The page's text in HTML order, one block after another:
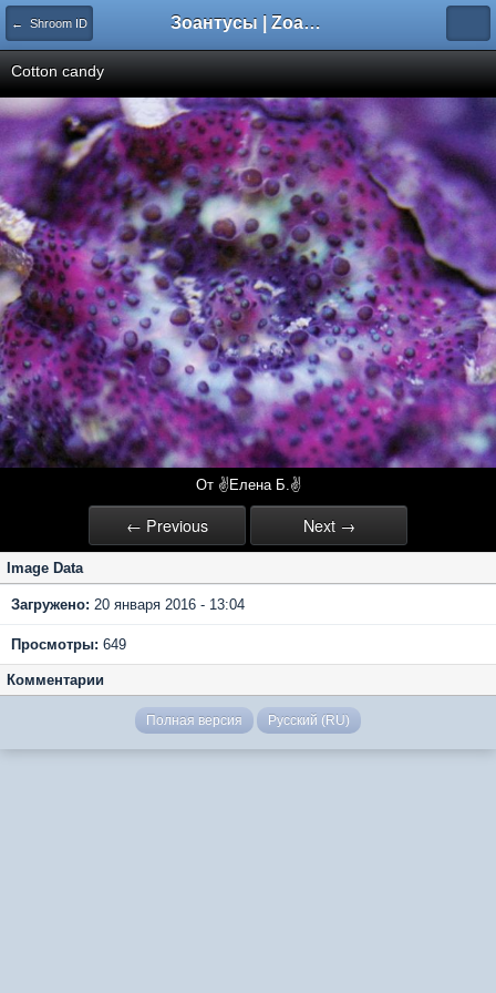
← Shroom ID Зоантусы | Zoasfan.ru
Cotton candy
От ✌Елена Б.✌
← Previous Next →
Image Data
Загружено: 20 января 2016 - 13:04
Просмотры: 649
Комментарии
Полная версия Русский (RU)